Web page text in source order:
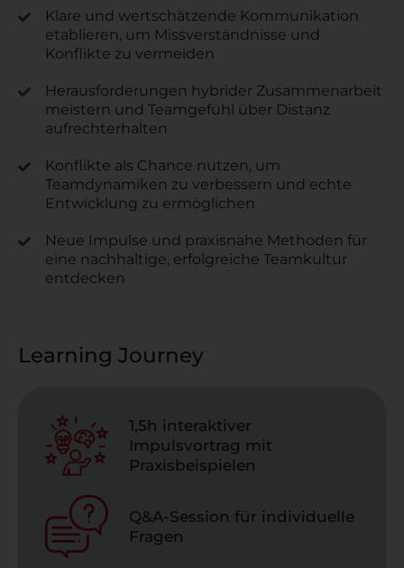
Klare und wertschätzende Kommunikation
etablieren, um Missverständnisse und
Konflikte zu vermeiden
Herausforderungen hybrider Zusammenarbeit
meistern und Teamgefühl über Distanz
aufrechterhalten
Konflikte als Chance nutzen, um
Teamdynamiken zu verbessern und echte
Entwicklung zu ermöglichen
Neue Impulse und praxisnahe Methoden für
eine nachhaltige, erfolgreiche Teamkultur
entdecken
Learning Journey
1,5h interaktiver
Impulsvortrag mit
Praxisbeispielen
Q&A-Session für individuelle
Fragen